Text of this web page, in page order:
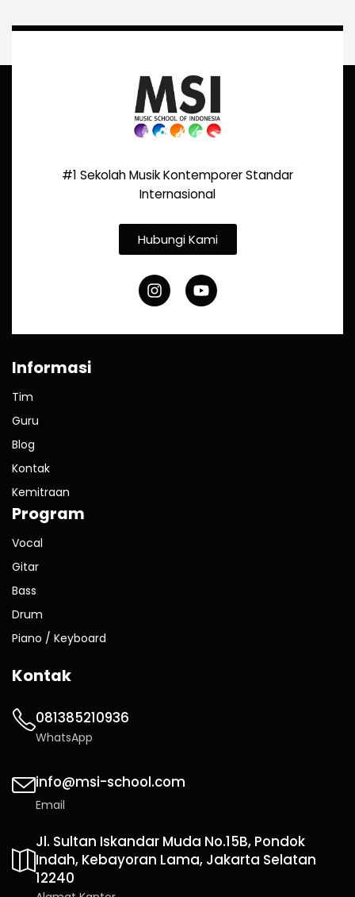
#1 Sekolah Musik Kontemporer Standar
Internasional
Hubungi Kami
Informasi
Tim
Guru
Blog
Kontak
Kemitraan
Program
Vocal
Gitar
Bass
Drum
Piano / Keyboard
Kontak
081385210936
WhatsApp
info@msi-school.com
Email
Jl. Sultan Iskandar Muda No.15B, Pondok
Indah, Kebayoran Lama, Jakarta Selatan
12240